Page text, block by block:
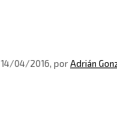
14/04/2016, porAdrián